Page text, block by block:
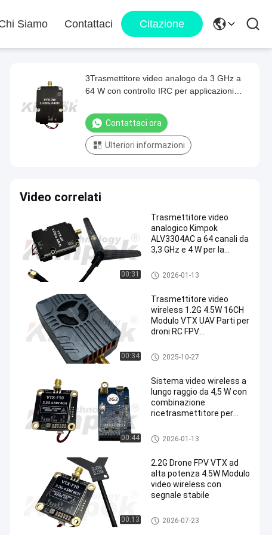
Siamo Contattaci Citazione
3Trasmettitore video analogo da 3 GHz a
64 W con controllo IRC per applicazioni
Contattaci ora
Ulteriori informazioni
Video correlati
00:31
Trasmettitore video
analogico Kimpok
ALV3304AC a 64 canali da
3,3 GHz e 4 W per la
UAV a lunga distanza
Video trasmettitore di FPV
2026-01-13
00:34
Trasmettitore video
wireless 1.2G 4.5W 16CH
Modulo VTX UAV Parti per
droni RC FPV
FPVVTX
2025-10-27
00:44
Sistema video wireless a
lungo raggio da 4,5 W con
combinazione
ricetrasmettitore per
GHz
Video trasmettitore di FPV
2026-01-13
00:13
2.2G Drone FPV VTX ad
alta potenza 4.5W Modulo
video wireless con
segnale stabile
Video trasmettitore di FPV
2026-07-23